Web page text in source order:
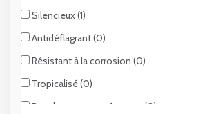
Silencieux (1)
Antidéflagrant (0)
Résistant à la corrosion (0)
Tropicalisé (0)
Pour hautes températures (0)